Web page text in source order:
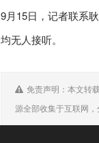
9月15日，记者联系
均无人接听。
免责声明：本文转
源全部收集于互联网